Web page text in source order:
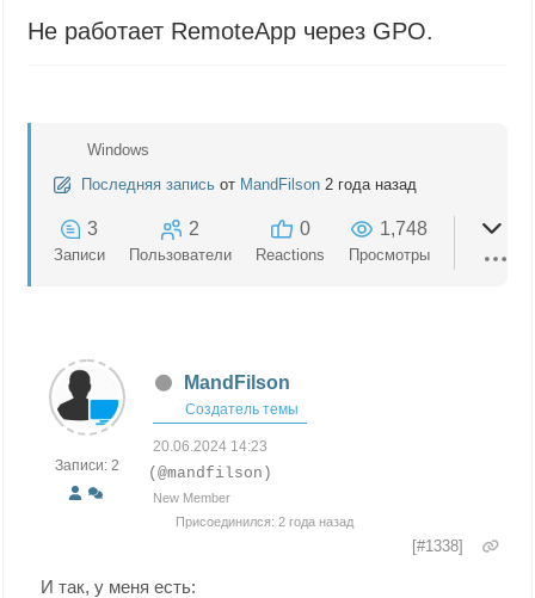
Не работает RemoteApp через GPO.
Windows
Последняя запись от MandFilson 2 года назад
3
Записи
2
Пользователи
0
Reactions
1,748
Просмотры
Записи: 2
MandFilson
Создатель темы
20.06.2024 14:23
(@mandfilson)
New Member
Присоединился: 2 года назад
[#1338]
И так, у меня есть: